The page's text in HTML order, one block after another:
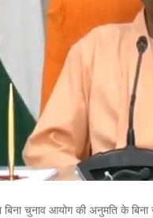
बिना चुनाव आयोग की अनुमति के